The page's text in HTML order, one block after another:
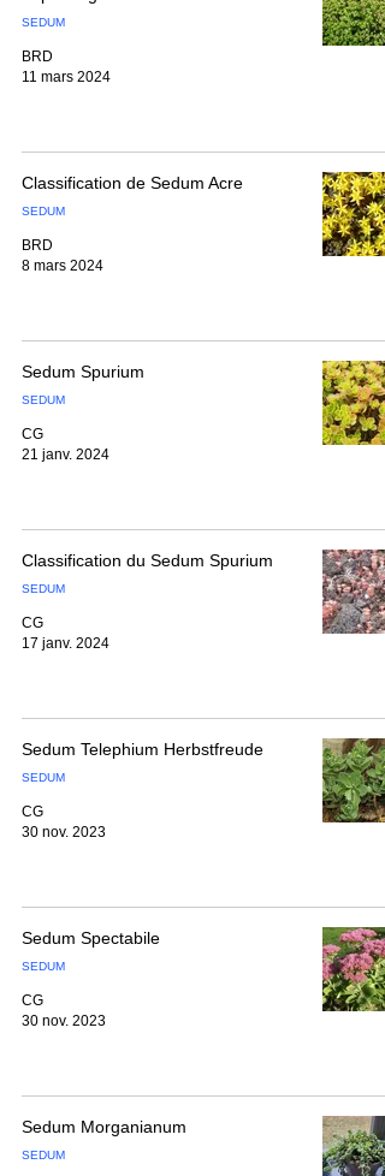
SEDUM
BRD
11 mars 2024
Classification de Sedum Acre
SEDUM
BRD
8 mars 2024
Sedum Spurium
SEDUM
CG
21 janv. 2024
Classification du Sedum Spurium
SEDUM
CG
17 janv. 2024
Sedum Telephium Herbstfreude
SEDUM
CG
30 nov. 2023
Sedum Spectabile
SEDUM
CG
30 nov. 2023
Sedum Morganianum
SEDUM